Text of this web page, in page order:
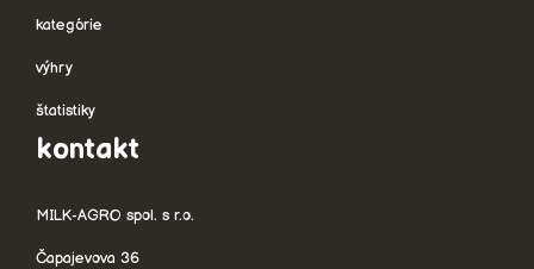
kategórie
výhry
štatistiky
kontakt
MILK-AGRO spol. s r.o.
Čapajevova 36